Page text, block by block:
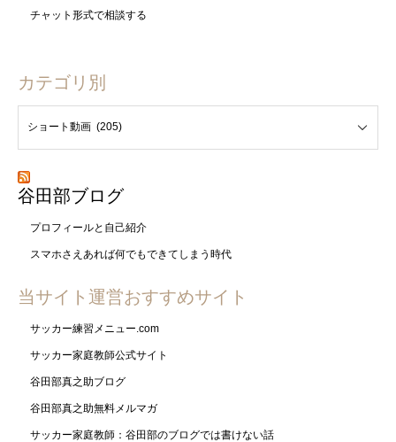
チャット形式で相談する
カテゴリ別
谷田部ブログ
プロフィールと自己紹介
スマホさえあれば何でもできてしまう時代
当サイト運営おすすめサイト
サッカー練習メニュー.com
サッカー家庭教師公式サイト
谷田部真之助ブログ
谷田部真之助無料メルマガ
サッカー家庭教師：谷田部のブログでは書けない話